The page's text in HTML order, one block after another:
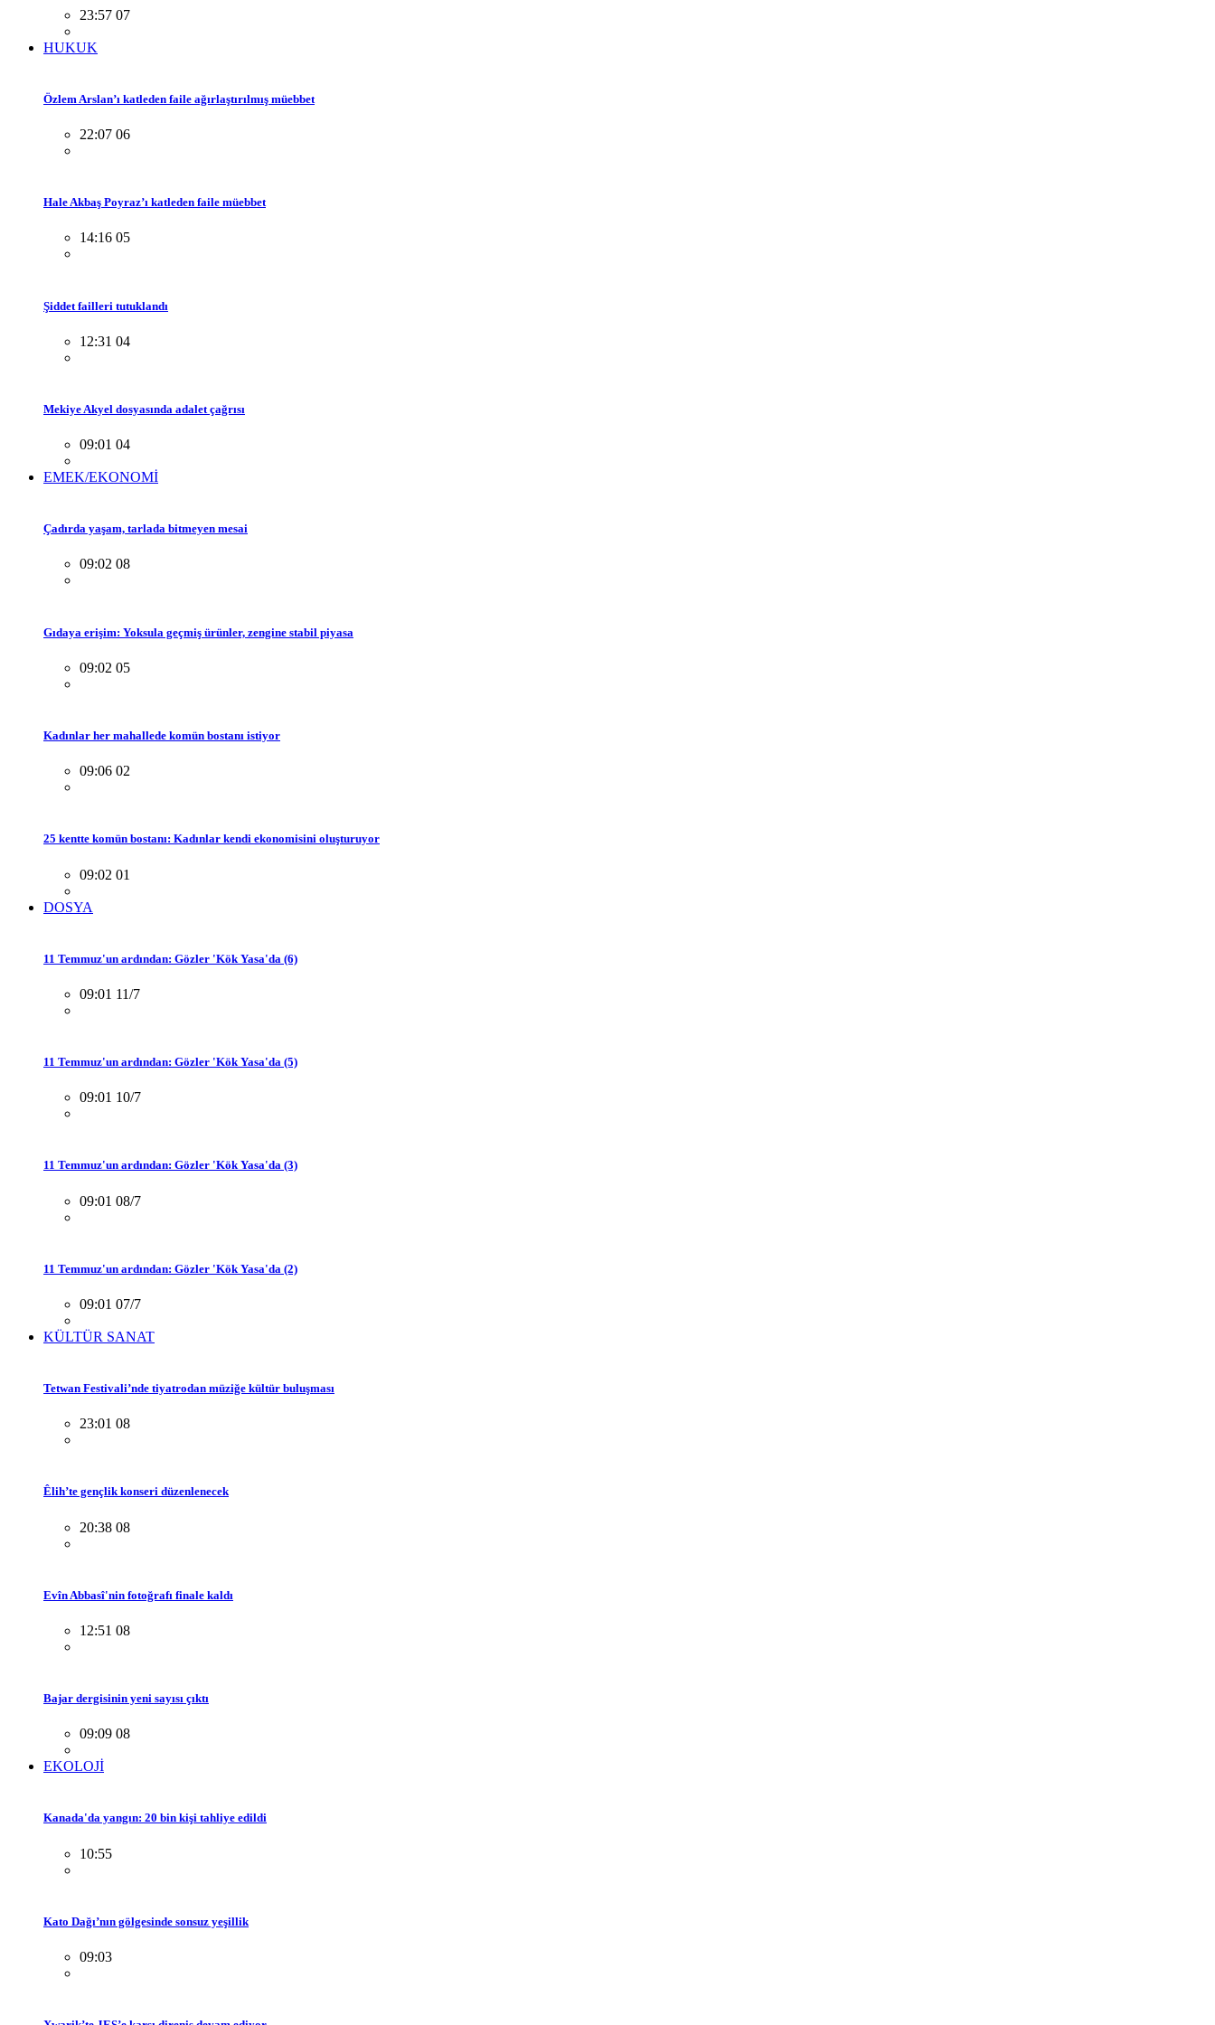
23:57 07
HUKUK
Özlem Arslan’ı katleden faile ağırlaştırılmış müebbet
22:07 06
Hale Akbaş Poyraz’ı katleden faile müebbet
14:16 05
Şiddet failleri tutuklandı
12:31 04
Mekiye Akyel dosyasında adalet çağrısı
09:01 04
EMEK/EKONOMİ
Çadırda yaşam, tarlada bitmeyen mesai
09:02 08
Gıdaya erişim: Yoksula geçmiş ürünler, zengine stabil piyasa
09:02 05
Kadınlar her mahallede komün bostanı istiyor
09:06 02
25 kentte komün bostanı: Kadınlar kendi ekonomisini oluşturuyor
09:02 01
DOSYA
11 Temmuz'un ardından: Gözler 'Kök Yasa'da (6)
09:01 11/7
11 Temmuz'un ardından: Gözler 'Kök Yasa'da (5)
09:01 10/7
11 Temmuz'un ardından: Gözler 'Kök Yasa'da (3)
09:01 08/7
11 Temmuz'un ardından: Gözler 'Kök Yasa'da (2)
09:01 07/7
KÜLTÜR SANAT
Tetwan Festivali’nde tiyatrodan müziğe kültür buluşması
23:01 08
Êlih’te gençlik konseri düzenlenecek
20:38 08
Evîn Abbasî'nin fotoğrafı finale kaldı
12:51 08
Bajar dergisinin yeni sayısı çıktı
09:09 08
EKOLOJİ
Kanada'da yangın: 20 bin kişi tahliye edildi
10:55
Kato Dağı’nın gölgesinde sonsuz yeşillik
09:03